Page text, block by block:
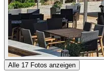
Alle 17 Fotos anzeigen